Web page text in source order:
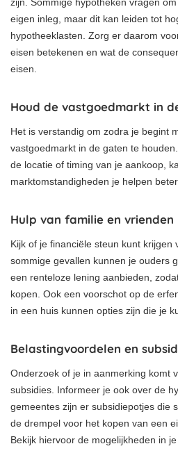
eigen inleg, maar dit kan leiden tot
hypotheeklasten. Zorg er daarom
eisen betekenen en wat de
eisen.
Houd de vastgoedmarkt in
Het is verstandig om zodra je begint
vastgoedmarkt in de gaten te
de locatie of timing van je aankoop,
marktomstandigheden je helpen
Hulp van familie en vrienden
Kijk of je financiële steun kunt krijgen
sommige gevallen kunnen je ouders
een renteloze lening aanbieden,
kopen. Ook een voorschot op de
in een huis kunnen opties zijn die je
Belastingvoordelen en
Onderzoek of je in aanmerking komt
subsidies. Informeer je ook over de
gemeentes zijn er subsidiepotjes die
de drempel voor het kopen van een
Bekijk hiervoor de mogelijkheden in je